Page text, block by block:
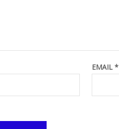
EMAIL *